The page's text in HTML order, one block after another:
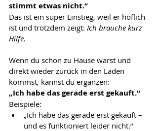
stimmt etwas nicht.“
Das ist ein super Einstieg, weil er höflich
ist und trotzdem zeigt: Ich brauche kurz
Hilfe.
Wenn du schon zu Hause warst und
direkt wieder zurück in den Laden
kommst, kannst du ergänzen:
„Ich habe das gerade erst gekauft.“
Beispiele:
„Ich habe das gerade erst gekauft –
und es funktioniert leider nicht.“